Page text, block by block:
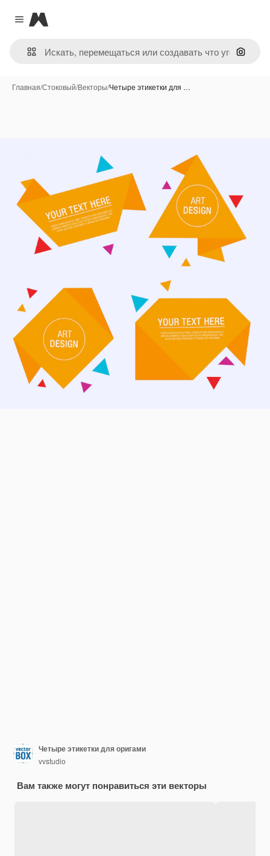
Close menu
Magnific
Поиск
Главная/Стоковый/Векторы/Четыре этикетки для …
Четыре этикетки для оригами
vvstudio
Вам также могут понравиться эти векторы